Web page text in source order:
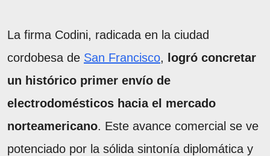
La firma Codini, radicada en la ciudad
cordobesa de San Francisco,
logró concretar
un histórico primer envío de
electrodomésticos hacia el mercado
norteamericano. Este avance comercial se ve
potenciado por la sólida sintonía diplomática y